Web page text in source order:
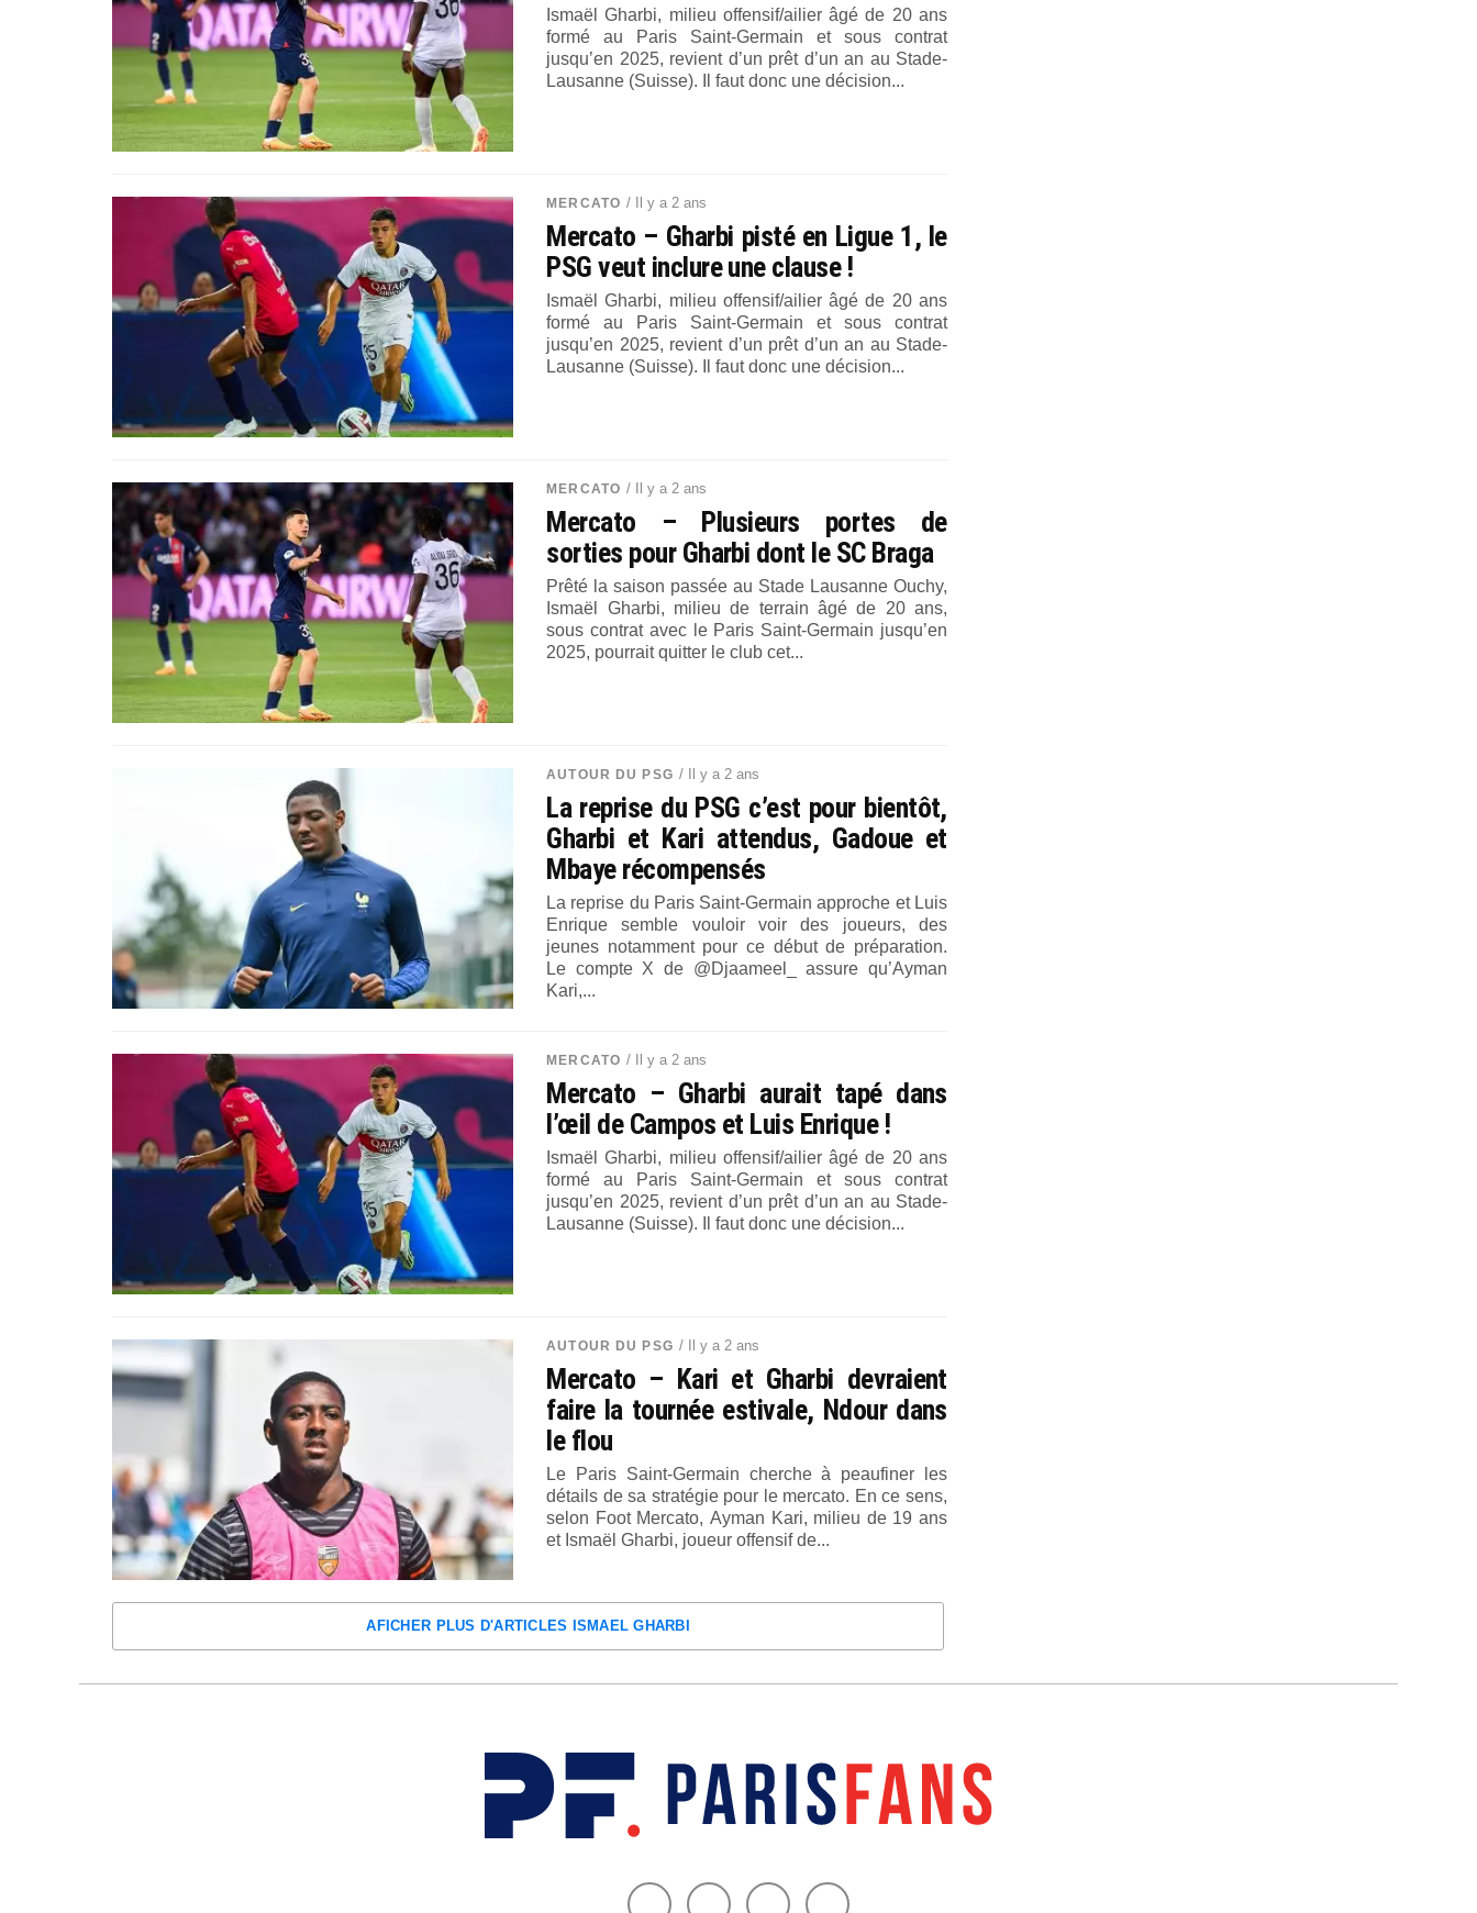
Ismaël Gharbi, milieu offensif/ailier âgé de 20 ans
formé au Paris Saint-Germain et sous contrat
jusqu’en 2025, revient d’un prêt d’un an au Stade-
Lausanne (Suisse). Il faut donc une décision...
MERCATO / Il y a 2 ans
Mercato – Gharbi pisté en Ligue 1, le
PSG veut inclure une clause !
Ismaël Gharbi, milieu offensif/ailier âgé de 20 ans
formé au Paris Saint-Germain et sous contrat
jusqu’en 2025, revient d’un prêt d’un an au Stade-
Lausanne (Suisse). Il faut donc une décision...
MERCATO / Il y a 2 ans
Mercato – Plusieurs portes de
sorties pour Gharbi dont le SC Braga
Prêté la saison passée au Stade Lausanne Ouchy,
Ismaël Gharbi, milieu de terrain âgé de 20 ans,
sous contrat avec le Paris Saint-Germain jusqu’en
2025, pourrait quitter le club cet...
AUTOUR DU PSG / Il y a 2 ans
La reprise du PSG c’est pour bientôt,
Gharbi et Kari attendus, Gadoue et
Mbaye récompensés
La reprise du Paris Saint-Germain approche et Luis
Enrique semble vouloir voir des joueurs, des
jeunes notamment pour ce début de préparation.
Le compte X de @Djaameel_ assure qu’Ayman
Kari,...
MERCATO / Il y a 2 ans
Mercato – Gharbi aurait tapé dans
l’œil de Campos et Luis Enrique !
Ismaël Gharbi, milieu offensif/ailier âgé de 20 ans
formé au Paris Saint-Germain et sous contrat
jusqu’en 2025, revient d’un prêt d’un an au Stade-
Lausanne (Suisse). Il faut donc une décision...
AUTOUR DU PSG / Il y a 2 ans
Mercato – Kari et Gharbi devraient
faire la tournée estivale, Ndour dans
le flou
Le Paris Saint-Germain cherche à peaufiner les
détails de sa stratégie pour le mercato. En ce sens,
selon Foot Mercato, Ayman Kari, milieu de 19 ans
et Ismaël Gharbi, joueur offensif de...
AFICHER PLUS D'ARTICLES ISMAEL GHARBI